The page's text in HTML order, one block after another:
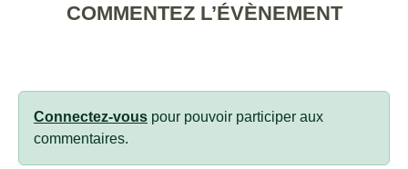
COMMENTEZ L’ÉVÈNEMENT
Connectez-vous pour pouvoir participer aux
commentaires.